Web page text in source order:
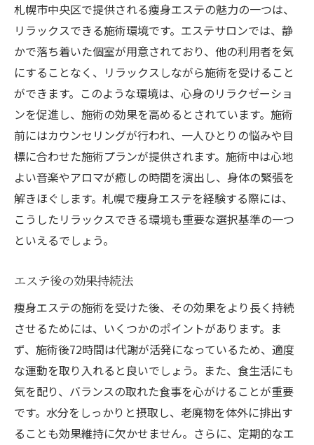
札幌市中央区で提供される痩身エステの魅力の一つは、
リラックスできる施術環境です。エステサロンでは、静
かで落ち着いた個室が用意されており、他の利用者を気
にすることなく、リラックスしながら施術を受けること
ができます。このような環境は、心身のリラクゼーショ
ンを促進し、施術の効果を高めるとされています。施術
前にはカウンセリングが行われ、一人ひとりの悩みや目
標に合わせた施術プランが提供されます。施術中は心地
よい音楽やアロマが癒しの時間を演出し、身体の緊張を
解きほぐします。札幌で痩身エステを経験する際には、
こうしたリラックスできる環境も重要な選択基準の一つ
といえるでしょう。
エステ後の効果持続法
痩身エステの施術を受けた後、その効果をより長く持続
させるためには、いくつかのポイントがあります。ま
ず、施術後72時間は代謝が活発になっているため、適度
な運動を取り入れると良いでしょう。また、食生活にも
気を配り、バランスの取れた食事を心がけることが重要
です。水分をしっかりと摂取し、老廃物を体外に排出す
ることも効果維持に欠かせません。さらに、定期的なエ